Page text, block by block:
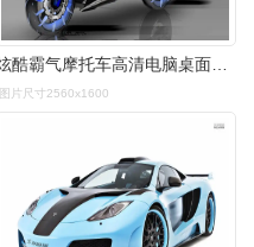
图片尺寸2560x1600